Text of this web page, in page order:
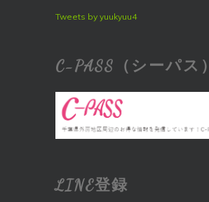
Tweets by yuukyuu4
C-PASS（シーパス）
LINE登録